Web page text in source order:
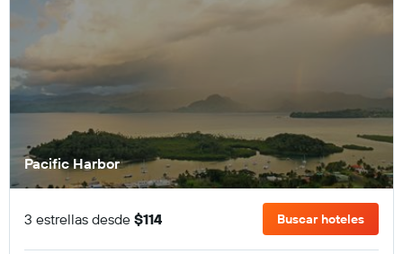
Pacific Harbor
3 estrellas desde $114 Buscar hoteles